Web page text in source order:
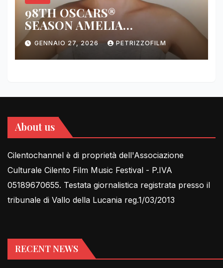
98TH OSCARS®
SEASON AMELIA
DIMOLDENBERG RETURNS
FOR THIRD YEAR
GENNAIO 27, 2026 PETRIZZOFILM
About us
Cilentochannel è di proprietà dell'Associazione
Culturale Cilento Film Music Festival - P.IVA
05189670655. Testata giornalistica registrata presso il
tribunale di Vallo della Lucania reg.1/03/2013
RECENT NEWS